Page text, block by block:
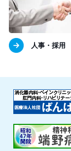
人事・採用